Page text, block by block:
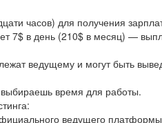
часов) для получения
7$ в день (210$ в месяц) —
ведущему и могут быть
время для работы.
ведущего